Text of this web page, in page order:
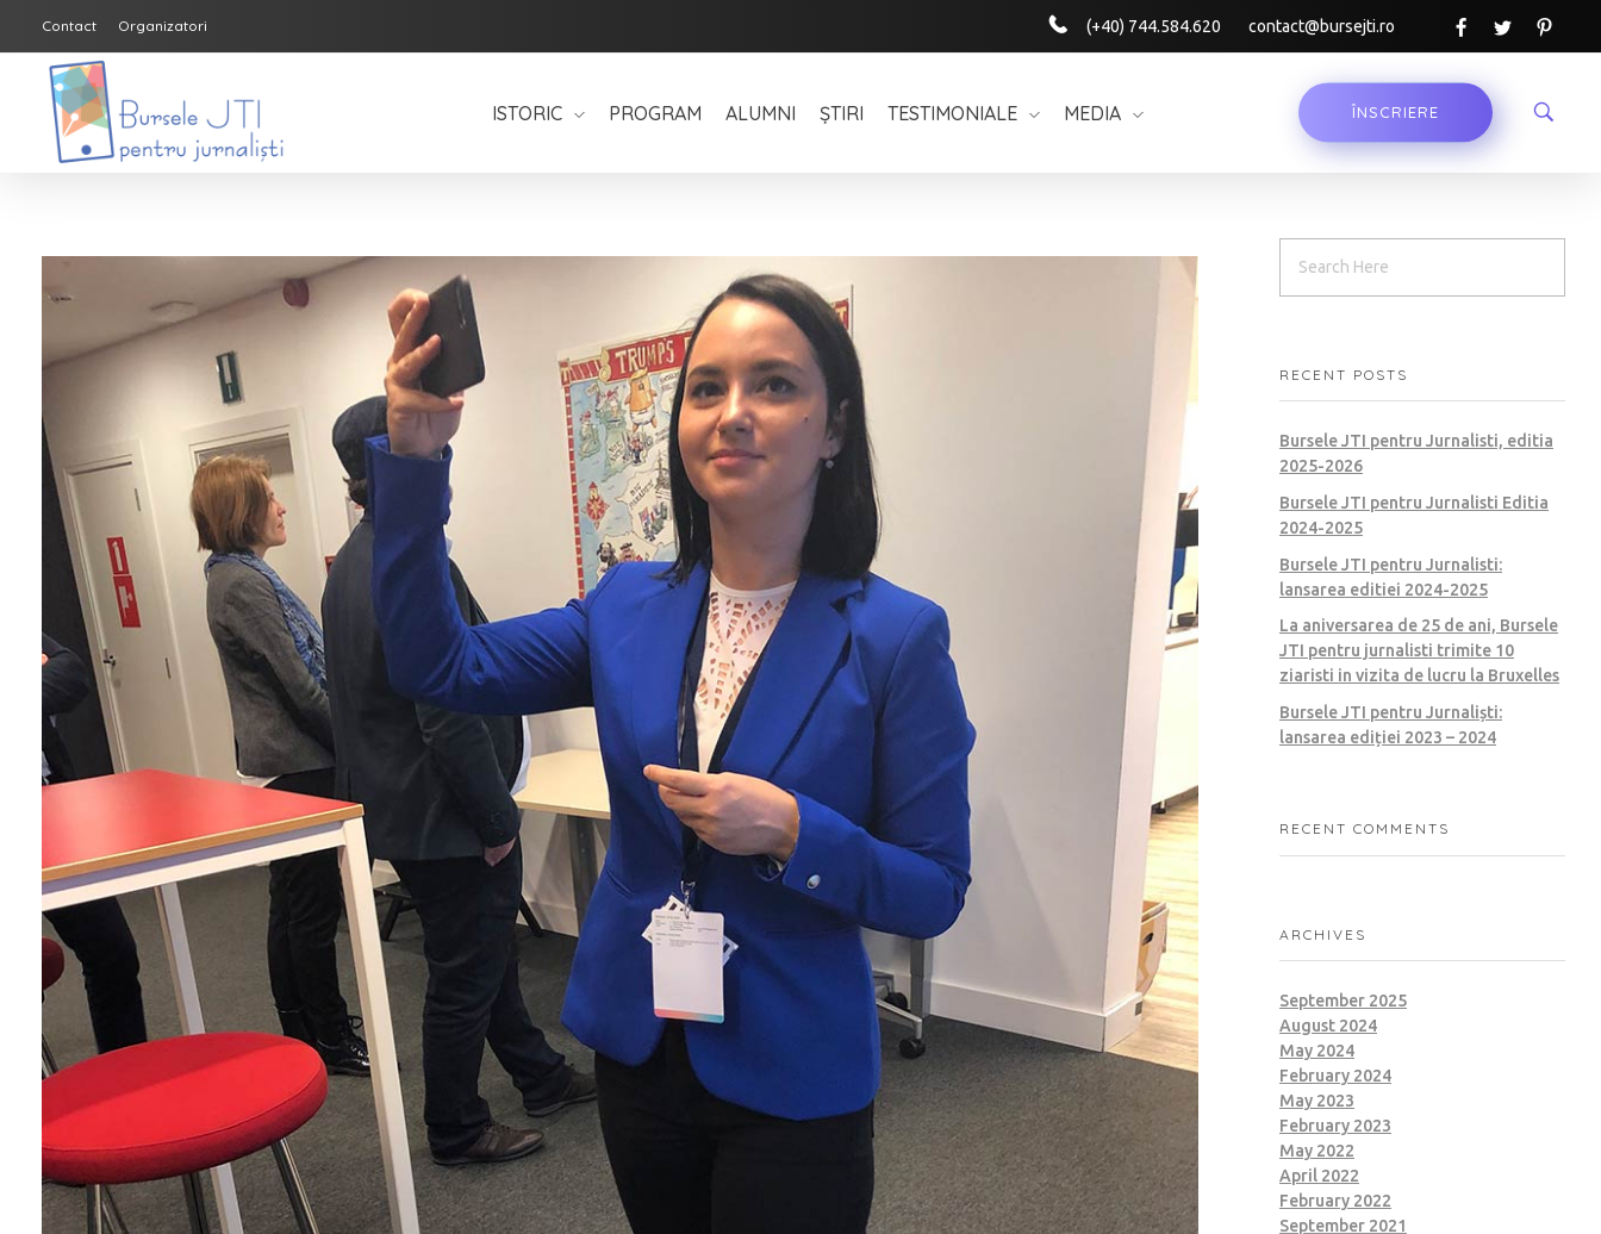
Contact Organizatori (+40) 744.584.620 contact@bursejti.ro
ÎNSCRIERE
ISTORIC PROGRAM ALUMNI ȘTIRI TESTIMONIALE MEDIA
RECENT POSTS
Bursele JTI pentru Jurnalisti, editia
2025-2026
Bursele JTI pentru Jurnalisti Editia
2024-2025
Bursele JTI pentru Jurnalisti:
lansarea editiei 2024-2025
La aniversarea de 25 de ani, Bursele
JTI pentru jurnalisti trimite 10
ziaristi in vizita de lucru la Bruxelles
Bursele JTI pentru Jurnaliști:
lansarea ediției 2023 – 2024
RECENT COMMENTS
ARCHIVES
September 2025
August 2024
May 2024
February 2024
May 2023
February 2023
May 2022
April 2022
February 2022
September 2021